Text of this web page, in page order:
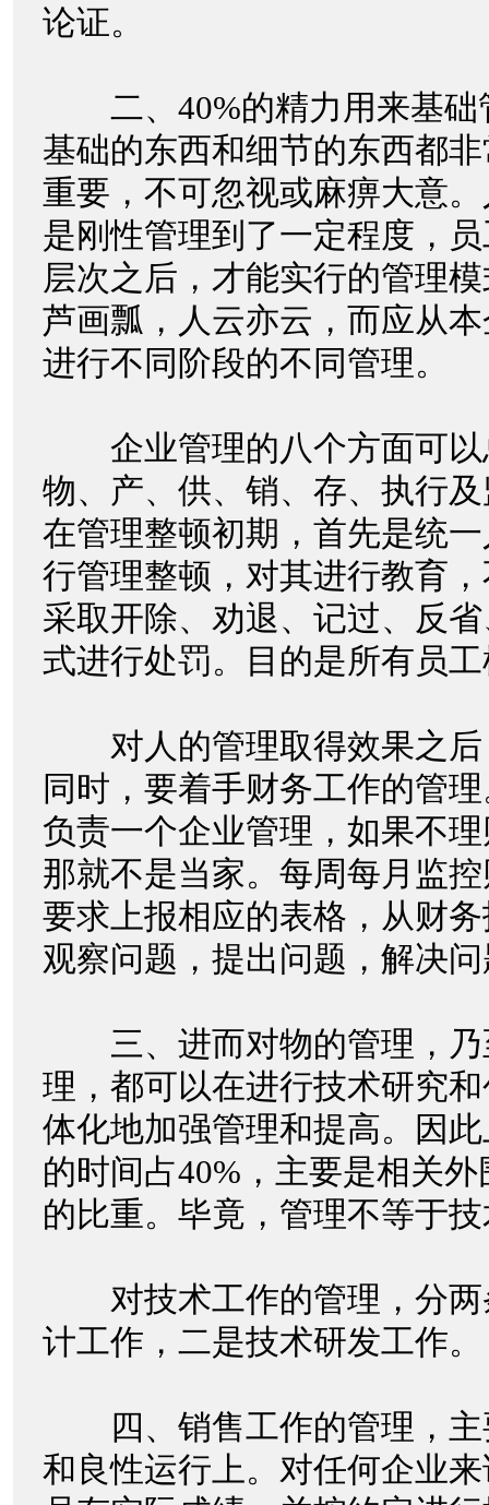
论证。
二、40%的精力用来基础
基础的东西和细节的东西都
重要，不可忽视或麻痹大意
是刚性管理到了一定程度，
层次之后，才能实行的管理
芦画瓢，人云亦云，而应从
进行不同阶段的不同管理。
企业管理的八个方面可以
物、产、供、销、存、执行
在管理整顿初期，首先是统
行管理整顿，对其进行教育
采取开除、劝退、记过、反
式进行处罚。目的是所有员
对人的管理取得效果之后
同时，要着手财务工作的管
负责一个企业管理，如果不
那就不是当家。每周每月监
要求上报相应的表格，从财
观察问题，提出问题，解决
三、进而对物的管理，乃
理，都可以在进行技术研究
体化地加强管理和提高。因
的时间占40%，主要是相关
的比重。毕竟，管理不等于
对技术工作的管理，分两
计工作，二是技术研发工作
四、销售工作的管理，主
和良性运行上。对任何企业